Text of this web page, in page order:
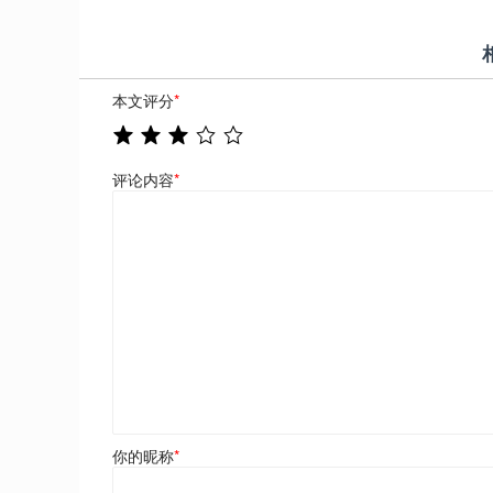
本文评分*
评论内容*
你的昵称*